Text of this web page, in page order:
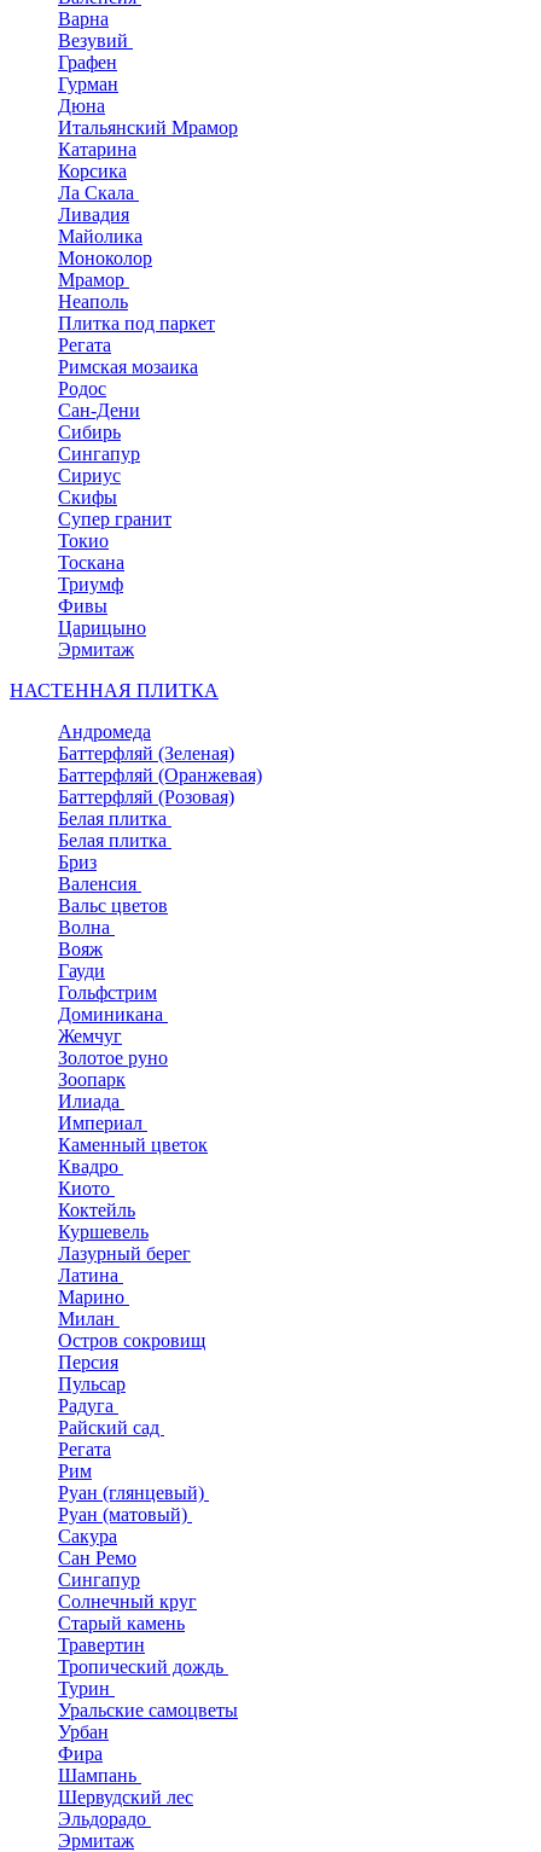
Варна
Везувий
Графен
Гурман
Дюна
Итальянский Мрамор
Катарина
Корсика
Ла Скала
Ливадия
Майолика
Моноколор
Мрамор
Неаполь
Плитка под паркет
Регата
Римская мозаика
Родос
Сан-Дени
Сибирь
Сингапур
Сириус
Скифы
Супер гранит
Токио
Тоскана
Триумф
Фивы
Царицыно
Эрмитаж
НАСТЕННАЯ ПЛИТКА
Андромеда
Баттерфляй (Зеленая)
Баттерфляй (Оранжевая)
Баттерфляй (Розовая)
Белая плитка
Белая плитка
Бриз
Валенсия
Вальс цветов
Волна
Вояж
Гауди
Гольфстрим
Доминикана
Жемчуг
Золотое руно
Зоопарк
Илиада
Империал
Каменный цветок
Квадро
Киото
Коктейль
Куршевель
Лазурный берег
Латина
Марино
Милан
Остров сокровищ
Персия
Пульсар
Радуга
Райский сад
Регата
Рим
Руан (глянцевый)
Руан (матовый)
Сакура
Сан Ремо
Сингапур
Солнечный круг
Старый камень
Травертин
Тропический дождь
Турин
Уральские самоцветы
Урбан
Фира
Шампань
Шервудский лес
Эльдорадо
Эрмитаж